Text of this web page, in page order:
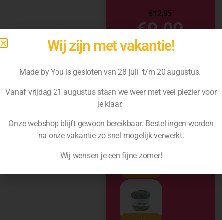
€12,95
€9,00
Wij zijn met vakantie!
Made by You is gesloten van 28 juli t/m 20 augustus.
Vanaf vrijdag 21 augustus staan we weer met veel plezier voor
je klaar.
Onze webshop blijft gewoon bereikbaar. Bestellingen worden
na onze vakantie zo snel mogelijk verwerkt.
Wij wensen je een fijne zomer!